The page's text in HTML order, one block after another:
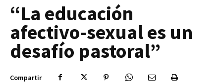
“La educación
afectivo-sexual es un
desafío pastoral”
Compartir